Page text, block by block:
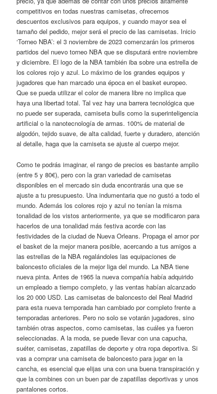
competitivos en todas nuestras camisetas, ofrecemos
descuentos exclusivos para equipos, y cuando mayor sea el
tamaño del pedido, mejor será el precio de las camisetas. Inicio
‘Torneo NBA’: el 3 noviembre de 2023 comenzarán los primeros
partidos del nuevo torneo NBA que se disputará entre noviembre
y diciembre. El logo de la NBA también iba sobre una estrella de
los colores rojo y azul. Lo máximo de los grandes equipos y
jugadores que han marcado una época en el basket europeo.
Que se pueda utilizar el color de manera libre no implica que
haya una libertad total. Tal vez hay una barrera tecnológica que
no puede ser superada, camiseta bulls como la superinteligencia
artificial o la nanotecnología de armas. 100% de material de
algodón, tejido suave, de alta calidad, fuerte y duradero, atención
al detalle, haga que la camiseta se ajuste al cuerpo mejor.
Como te podrás imaginar, el rango de precios es bastante amplio
(entre 5 y 80€), pero con la gran variedad de camisetas
disponibles en el mercado sin duda encontrarás una que se
ajuste a tu presupuesto. Una indumentaria que no gustó a todo el
mundo. Además los colores rojo y azul no tenían la misma
tonalidad de los vistos anteriormente, ya que se modificaron para
hacerlos de una tonalidad más festiva acorde con las
festividades de la ciudad de Nueva Orleans. Propaga el amor por
el basket de la mejor manera posible, acercando a tus amigos a
las estrellas de la NBA regalándoles las equipaciones de
baloncesto oficiales de la mejor liga del mundo. La NBA tiene
nueva pinta. Antes de 1965 la nueva compañía había adquirido
un empleado a tiempo completo, y las ventas habían alcanzado
los 20 000 USD. Las camisetas de baloncesto del Real Madrid
para esta nueva temporada han cambiado por completo frente a
temporadas anteriores. Pero no solo se votarán jugadores, sino
también otras aspectos, como camisetas, las cuáles ya fueron
seleccionadas. A la moda, se puede llevar con una capucha,
suéter, camisetas, zapatillas de deporte y otra ropa deportiva. Si
vas a comprar una camiseta de baloncesto para jugar en la
cancha, es esencial que elijas una con una buena transpiración y
que la combines con un buen par de zapatillas deportivas y unos
pantalones cortos.